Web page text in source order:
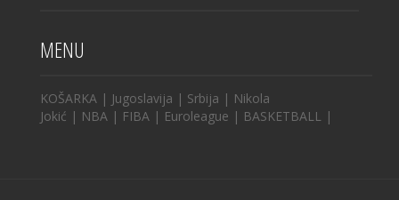
MENU
KOŠARKA | Jugoslavija | Srbija | Nikola
Jokić | NBA | FIBA | Euroleague | BASKETBALL |